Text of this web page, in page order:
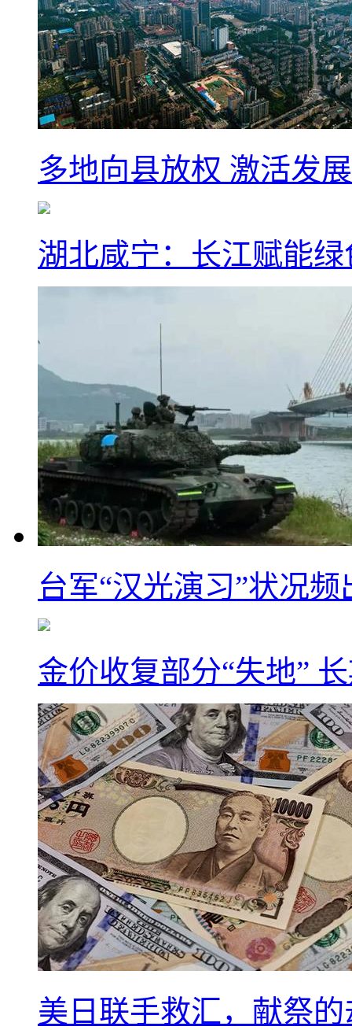
多地向县放权 激活发
湖北咸宁：长江赋能
台军“汉光演习”状况
金价收复部分“失地”
美日联手救汇，献祭